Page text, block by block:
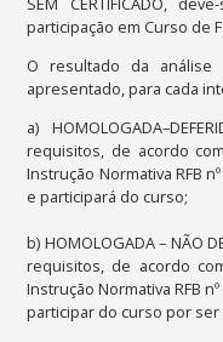
participação em Curso de
O resultado da análise
apresentado, para cada
a)
requisitos, de acordo
Instrução Normativa RFB
e participará do curso;
b) HOMOLOGADA – NÃO
requisitos, de acordo
Instrução Normativa RFB
participar do curso por